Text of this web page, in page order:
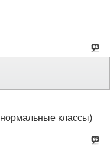
классы)